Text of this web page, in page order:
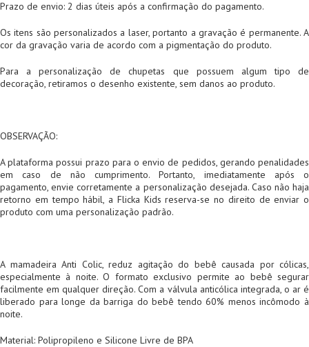
Prazo de envio: 2 dias úteis após a confirmação do pagamento.
Os itens são personalizados a laser, portanto a gravação é permanente. A
cor da gravação varia de acordo com a pigmentação do produto.
Para a personalização de chupetas que possuem algum tipo de
decoração, retiramos o desenho existente, sem danos ao produto.
OBSERVAÇÃO:
A plataforma possui prazo para o envio de pedidos, gerando penalidades
em caso de não cumprimento. Portanto, imediatamente após o
pagamento, envie corretamente a personalização desejada. Caso não haja
retorno em tempo hábil, a Flicka Kids reserva-se no direito de enviar o
produto com uma personalização padrão.
A mamadeira Anti Colic, reduz agitação do bebê causada por cólicas,
especialmente à noite. O formato exclusivo permite ao bebê segurar
facilmente em qualquer direção. Com a válvula anticólica integrada, o ar é
liberado para longe da barriga do bebê tendo 60% menos incômodo à
noite.
Material: Polipropileno e Silicone Livre de BPA